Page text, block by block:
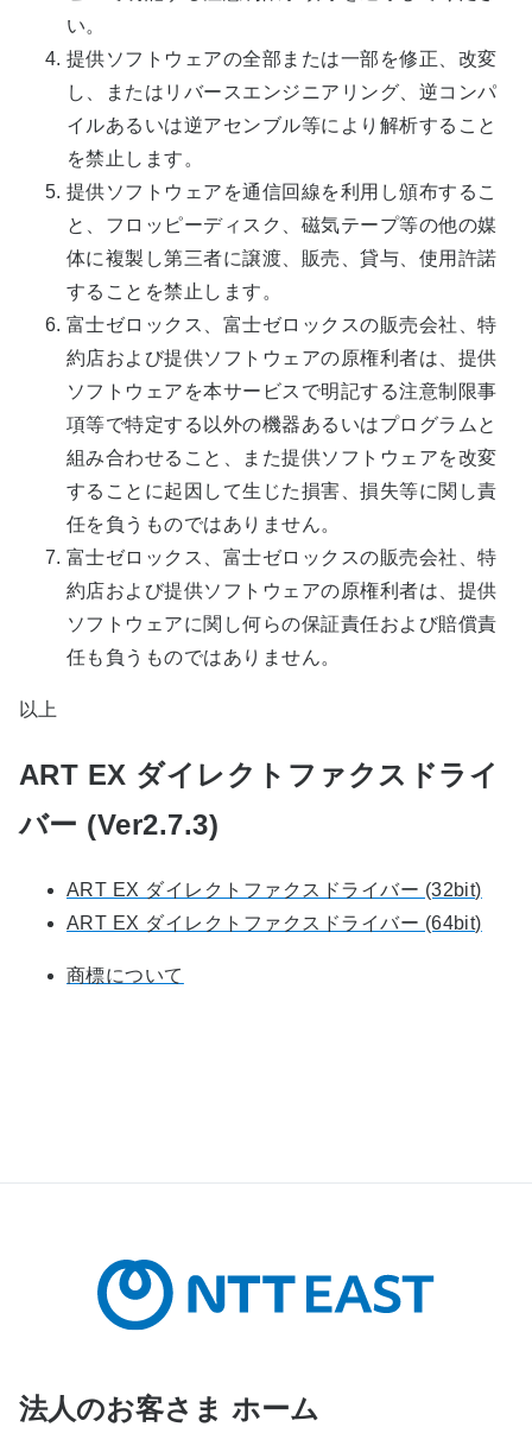
い。
提供ソフトウェアの全部または一部を修正、改変
し、またはリバースエンジニアリング、逆コンパ
イルあるいは逆アセンブル等により解析すること
を禁止します。
提供ソフトウェアを通信回線を利用し頒布するこ
と、フロッピーディスク、磁気テープ等の他の媒
体に複製し第三者に譲渡、販売、貸与、使用許諾
することを禁止します。
富士ゼロックス、富士ゼロックスの販売会社、特
約店および提供ソフトウェアの原権利者は、提供
ソフトウェアを本サービスで明記する注意制限事
項等で特定する以外の機器あるいはプログラムと
組み合わせること、また提供ソフトウェアを改変
することに起因して生じた損害、損失等に関し責
任を負うものではありません。
富士ゼロックス、富士ゼロックスの販売会社、特
約店および提供ソフトウェアの原権利者は、提供
ソフトウェアに関し何らの保証責任および賠償責
任も負うものではありません。
以上
ART EX ダイレクトファクスドライ
バー (Ver2.7.3)
ART EX ダイレクトファクスドライバー (32bit)
ART EX ダイレクトファクスドライバー (64bit)
商標について
法人のお客さま ホーム